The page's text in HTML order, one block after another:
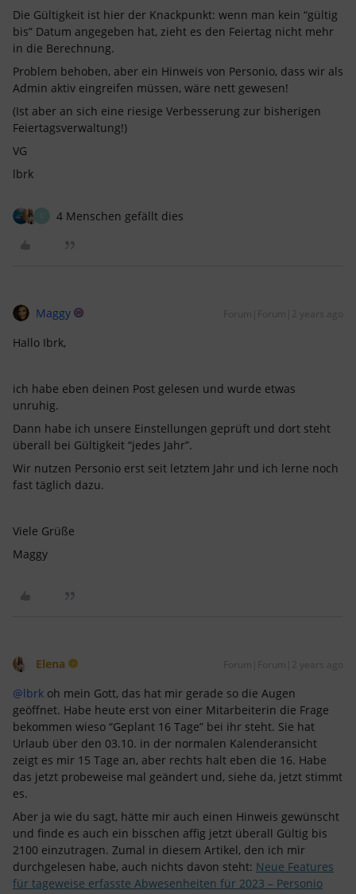
Die Gültigkeit ist hier der Knackpunkt: wenn man kein “gültig
bis” Datum angegeben hat, zieht es den Feiertag nicht mehr
in die Berechnung.
Problem behoben, aber ein Hinweis von Personio, dass wir als
Admin aktiv eingreifen müssen, wäre nett gewesen!
(Ist aber an sich eine riesige Verbesserung zur bisherigen
Feiertagsverwaltung!)
VG
lbrk
4 Menschen gefällt dies
Maggy Forum|Forum|2 years ago
Hallo Ibrk,
ich habe eben deinen Post gelesen und wurde etwas
unruhig.
Dann habe ich unsere Einstellungen geprüft und dort steht
überall bei Gültigkeit “jedes Jahr”.
Wir nutzen Personio erst seit letztem Jahr und ich lerne noch
fast täglich dazu.
Viele Grüße
Maggy
Elena Forum|Forum|2 years ago
@lbrk oh mein Gott, das hat mir gerade so die Augen
geöffnet. Habe heute erst von einer Mitarbeiterin die Frage
bekommen wieso “Geplant 16 Tage” bei ihr steht. Sie hat
Urlaub über den 03.10. in der normalen Kalenderansicht
zeigt es mir 15 Tage an, aber rechts halt eben die 16. Habe
das jetzt probeweise mal geändert und, siehe da, jetzt stimmt
es.
Aber ja wie du sagt, hätte mir auch einen Hinweis gewünscht
und finde es auch ein bisschen affig jetzt überall Gültig bis
2100 einzutragen. Zumal in diesem Artikel, den ich mir
durchgelesen habe, auch nichts davon steht: Neue Features
für tageweise erfasste Abwesenheiten für 2023 – Personio